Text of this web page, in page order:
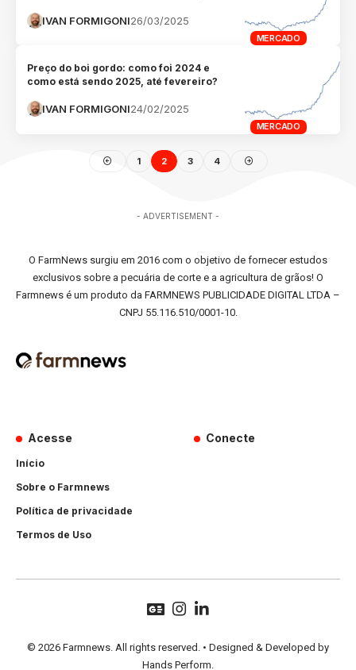
MERCADO
IVAN FORMIGONI26/03/2025
MERCADO
Preço do boi gordo: como foi 2024 e
como está sendo 2025, até fevereiro?
IVAN FORMIGONI24/02/2025
1 2 3 4
- ADVERTISEMENT -
O FarmNews surgiu em 2016 com o objetivo de fornecer estudos
exclusivos sobre a pecuária de corte e a agricultura de grãos! O
Farmnews é um produto da FARMNEWS PUBLICIDADE DIGITAL LTDA –
CNPJ 55.116.510/0001-10.
Acesse
Início
Sobre o Farmnews
Política de privacidade
Termos de Uso
Conecte
© 2026 Farmnews. All rights reserved. • Designed & Developed by
Hands Perform.